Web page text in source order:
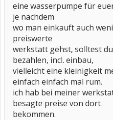
eine wasserpumpe für
je nachdem
wo man einkauft auch
preiswerte
werkstatt gehst, solltest
bezahlen, incl. einbau,
vielleicht eine kleinigkeit
einfach einfach mal rum.
ich hab bei meiner
besagte preise von dort
bekommen.